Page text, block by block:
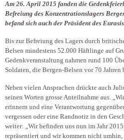
Am 26. April 2015 fanden die
Befreiung des Konzentrationslagers
befand sich auch der Präsident des
Bis zur Befreiung des Lagers durch
Belsen mindestens 52.000 Häftlinge auf
Gedenkveranstaltung nahmen rund 100
Soldaten, die Bergen-Belsen vor 70
Neben vielen Ansprachen drückte auch
seinen Worten grosse Anteilnahme aus.
erinnern und eine Verantwortung
vergessen oder eine Randnotiz in den
weiter: „Wir befinden uns nun im Jahr
repräsentiert und wir kommen nicht